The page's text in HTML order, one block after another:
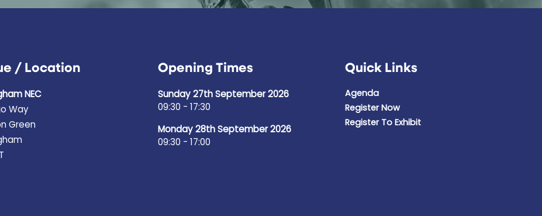
/ Location
NEC
Way
Green
Opening Times
Sunday 27th September 2026
09:30 - 17:30
Monday 28th September 2026
09:30 - 17:00
Quick Links
Agenda
Register Now
Register To Exhibit